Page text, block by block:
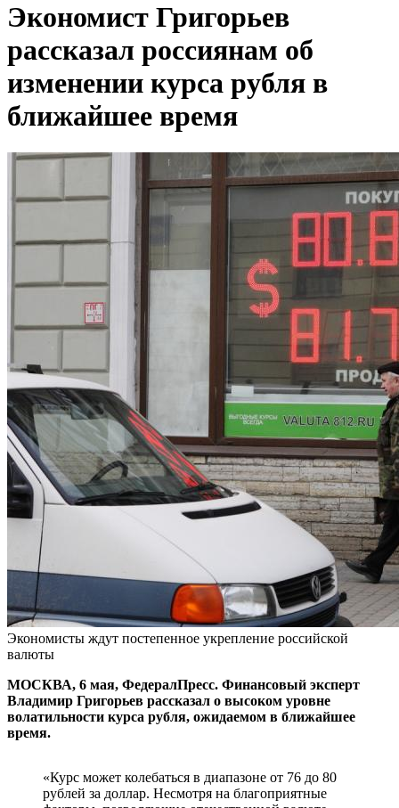
Экономист Григорьев
рассказал россиянам об
изменении курса рубля в
ближайшее время
Экономисты ждут постепенное укрепление российской
валюты
МОСКВА, 6 мая, ФедералПресс. Финансовый эксперт
Владимир Григорьев рассказал о высоком уровне
волатильности курса рубля, ожидаемом в ближайшее
время.
«Курс может колебаться в диапазоне от 76 до 80
рублей за доллар. Несмотря на благоприятные